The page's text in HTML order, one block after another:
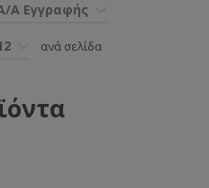
Α Εγγραφής
ανά σελίδα